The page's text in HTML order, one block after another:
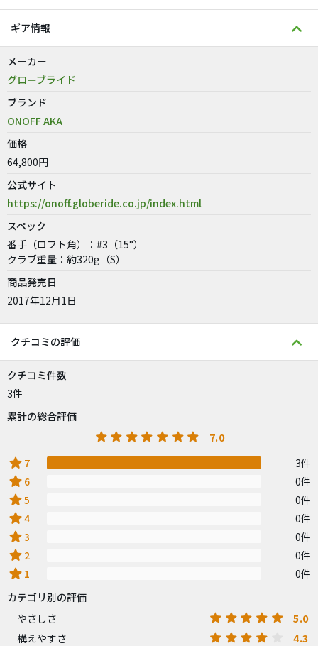
ギア情報
メーカー
グローブライド
ブランド
ONOFF AKA
価格
64,800円
公式サイト
https://onoff.globeride.co.jp/index.html
スペック
番手（ロフト角）：#3（15°）
クラブ重量：約320g（S）
商品発売日
2017年12月1日
クチコミの評価
クチコミ件数
3件
累計の総合評価
7.0
star 7 3件
star 6 0件
star5 0件
star4 0件
star3 0件
star 2 0件
star 1
0件
カテゴリ別の評価
やさしさ
5.0
構えやすさ 4.3